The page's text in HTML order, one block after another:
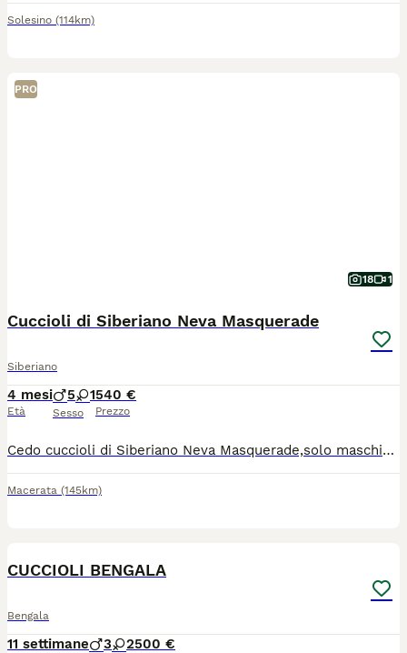
Solesino (114km)
PRO
18 1
Cuccioli di Siberiano Neva Masquerade
Siberiano
4 mesi
Età
5 1
Sesso
540 €
Prezzo
Cedo cuccioli di Siberiano Neva Masquerade,solo maschietti, hanno 3 mesi e mezzo, dolcissimi,in ottima salute, vivono in famiglia.
Macerata (145km)
CUCCIOLI BENGALA
Bengala
11 settimane 3 2500 €